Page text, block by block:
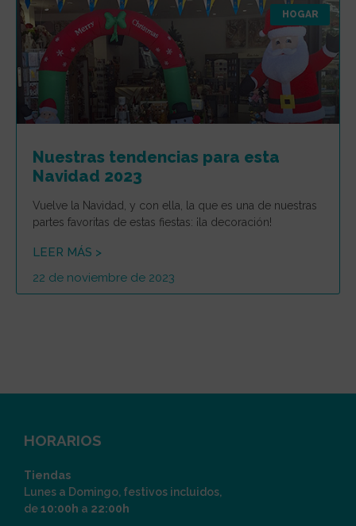
HOGAR
Nuestras tendencias para esta
Navidad 2023
Vuelve la Navidad, y con ella, la que es una de nuestras
partes favoritas de estas fiestas: ¡la decoración!
LEER MÁS >
22 de noviembre de 2023
HORARIOS
Tiendas
Lunes a Domingo, festivos incluidos,
de10:00h a 22:00h